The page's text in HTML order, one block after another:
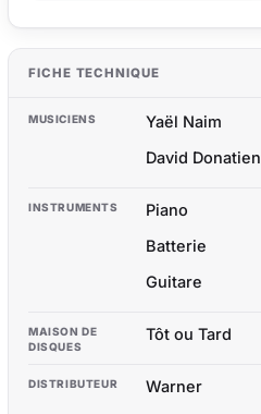
FICHE TECHNIQUE
MUSICIENS
Yaël Naim
David Donatien
INSTRUMENTS
Piano
Batterie
Guitare
MAISON DE
DISQUES
Tôt ou Tard
DISTRIBUTEUR Warner